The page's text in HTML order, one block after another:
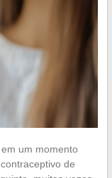
um momento
de